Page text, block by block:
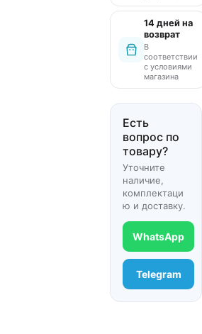
14 дней на
возврат
В
соответствии
с условиями
магазина
Есть
вопрос по
товару?
Уточните
наличие,
комплектаци
ю и доставку.
WhatsApp
Telegram